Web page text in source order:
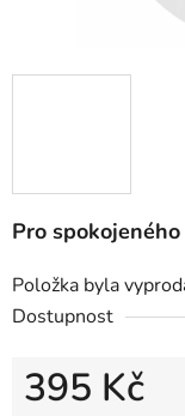
Pro
Položka byla
Dostupnost
395 Kč